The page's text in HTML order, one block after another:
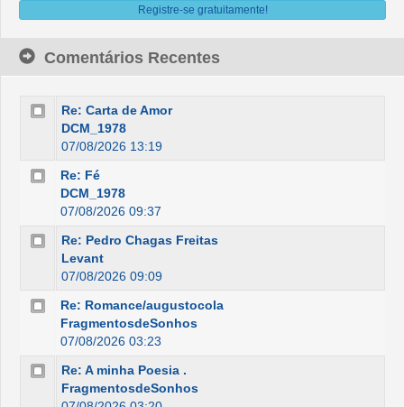
Registre-se gratuitamente!
Comentários Recentes
Re: Carta de Amor
DCM_1978
07/08/2026 13:19
Re: Fé
DCM_1978
07/08/2026 09:37
Re: Pedro Chagas Freitas
Levant
07/08/2026 09:09
Re: Romance/augustocola
FragmentosdeSonhos
07/08/2026 03:23
Re: A minha Poesia .
FragmentosdeSonhos